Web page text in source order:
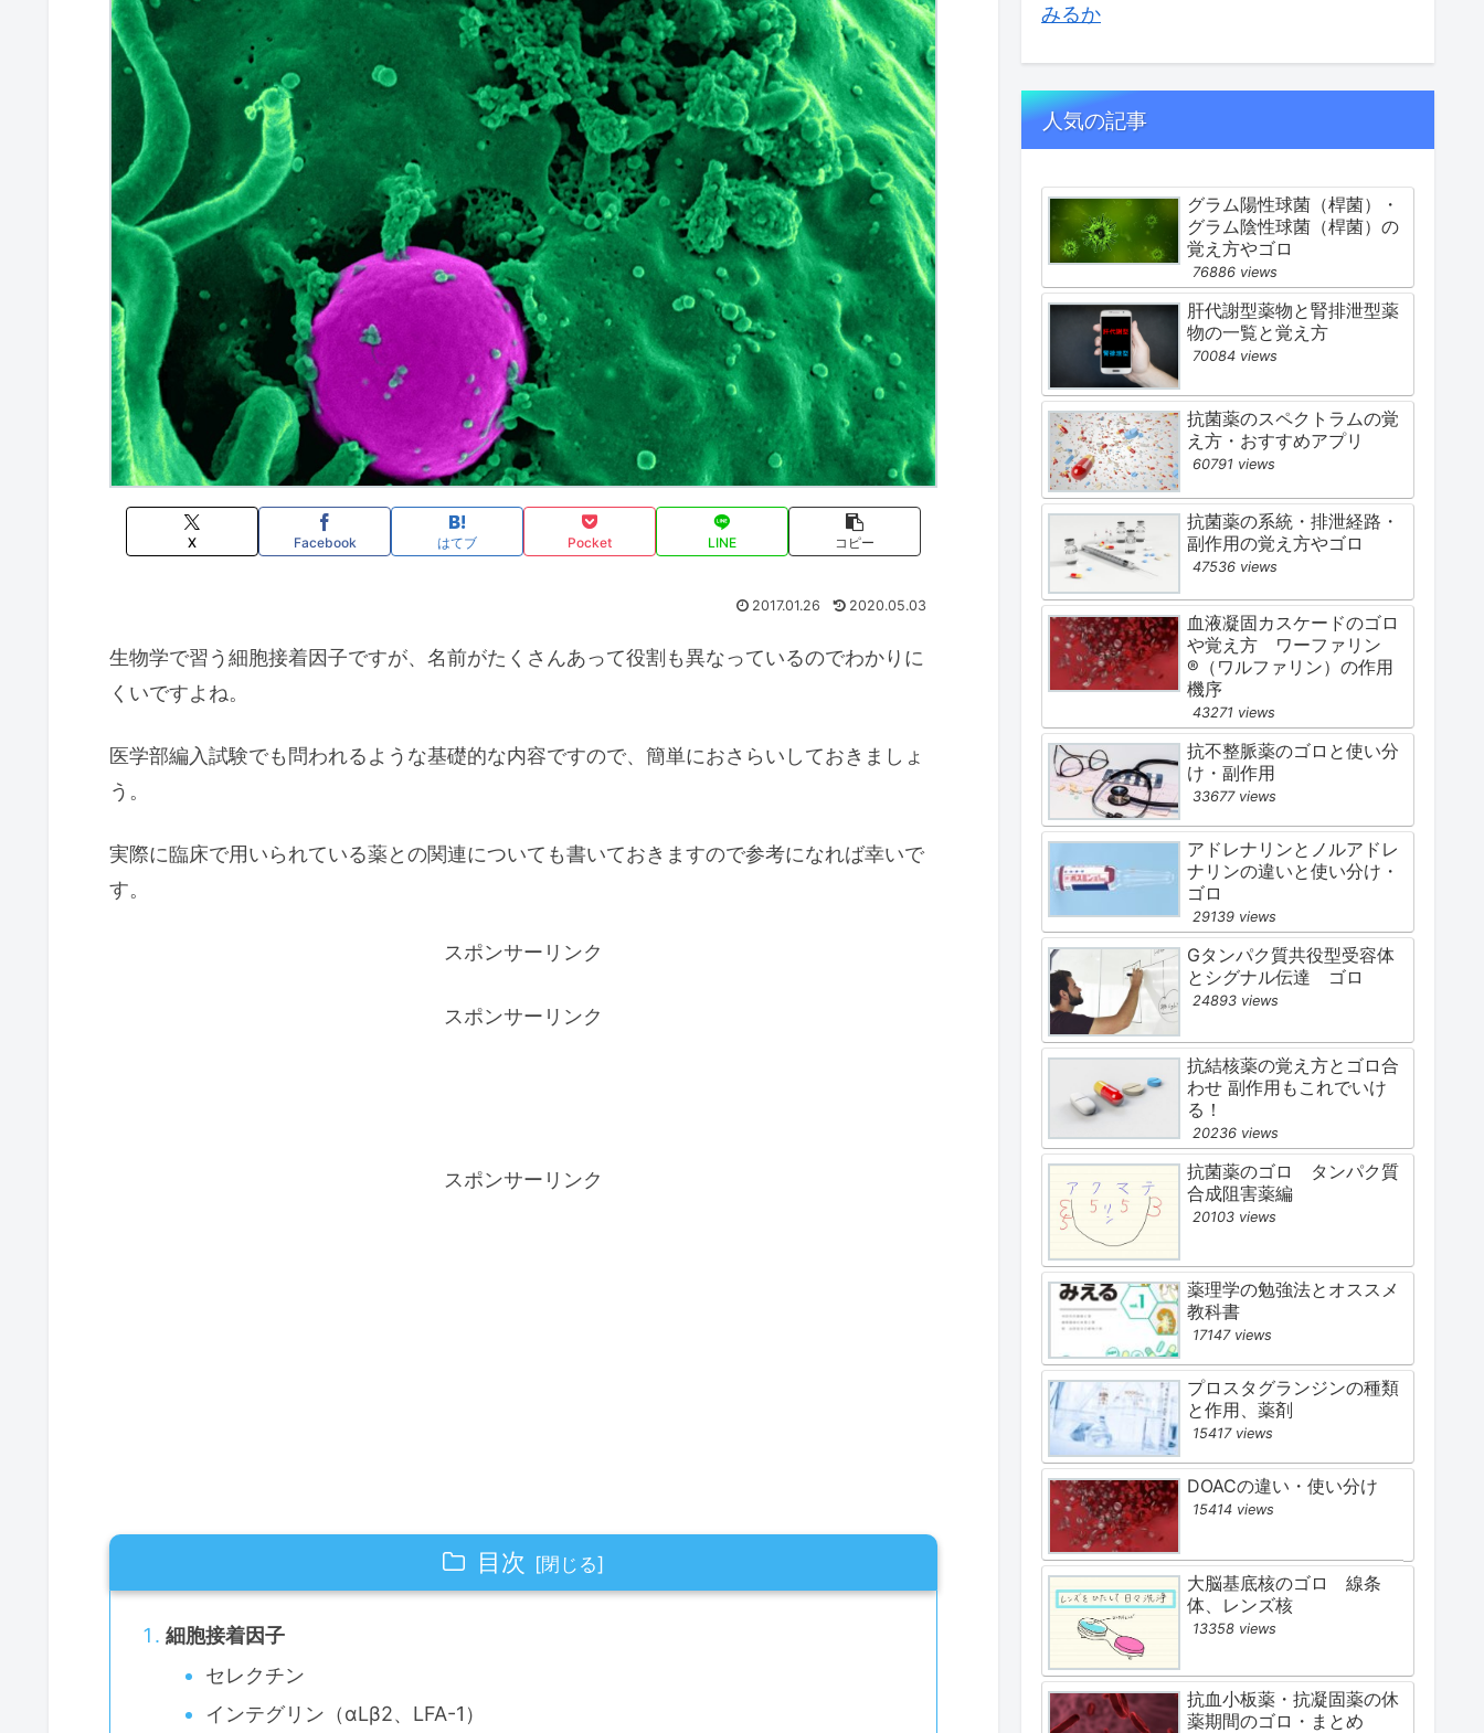
X Facebook はてブ Pocket LINE コピー
2017.01.26 2020.05.03
生物学で習う細胞接着因子ですが、名前がたくさんあって役割も異なっているのでわかりに
くいですよね。
医学部編入試験でも問われるような基礎的な内容ですので、簡単におさらいしておきましょ
う。
実際に臨床で用いられている薬との関連についても書いておきますので参考になれば幸いで
す。
スポンサーリンク
スポンサーリンク
スポンサーリンク
目次
細胞接着因子
セレクチン
インテグリン（αLβ2、LFA-1）
みるか
人気の記事
グラム陽性球菌（桿菌）・
グラム陰性球菌（桿菌）の
覚え方やゴロ
76886 views
肝代謝型薬物と腎排泄型薬
物の一覧と覚え方
70084 views
抗菌薬のスペクトラムの覚
え方・おすすめアプリ
60791 views
抗菌薬の系統・排泄経路・
副作用の覚え方やゴロ
47536 views
血液凝固カスケードのゴロ
や覚え方 ワーファリン
®（ワルファリン）の作用
機序
43271 views
抗不整脈薬のゴロと使い分
け・副作用
33677 views
アドレナリンとノルアドレ
ナリンの違いと使い分け・
ゴロ
29139 views
Gタンパク質共役型受容体
とシグナル伝達 ゴロ
24893 views
抗結核薬の覚え方とゴロ合
わせ 副作用もこれでいけ
る！
20236 views
抗菌薬のゴロ タンパク質
合成阻害薬編
20103 views
薬理学の勉強法とオススメ
教科書
17147 views
プロスタグランジンの種類
と作用、薬剤
15417 views
DOACの違い・使い分け
15414 views
大脳基底核のゴロ 線条
体、レンズ核
13358 views
抗血小板薬・抗凝固薬の休
薬期間のゴロ・まとめ